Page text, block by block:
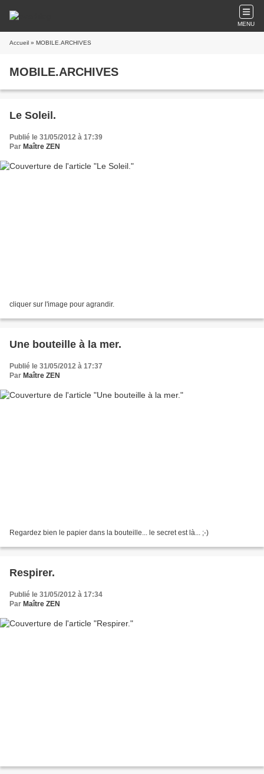
MENU
Accueil » MOBILE.ARCHIVES
MOBILE.ARCHIVES
Le Soleil.
Publié le 31/05/2012 à 17:39
Par Maître ZEN
cliquer sur l'image pour agrandir.
Une bouteille à la mer.
Publié le 31/05/2012 à 17:37
Par Maître ZEN
Regardez bien le papier dans la bouteille... le secret est là... ;-)
Respirer.
Publié le 31/05/2012 à 17:34
Par Maître ZEN